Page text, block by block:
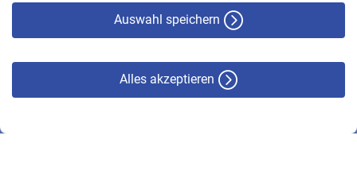
Auswahl speichern
Alles akzeptieren
© VBL 2026